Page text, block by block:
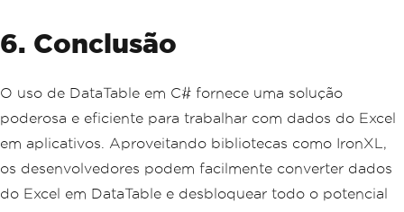
6. Conclusão
O uso de DataTable em C# fornece uma solução
poderosa e eficiente para trabalhar com dados do Excel
em aplicativos. Aproveitando bibliotecas como IronXL,
os desenvolvedores podem facilmente converter dados
do Excel em DataTable e desbloquear todo o potencial